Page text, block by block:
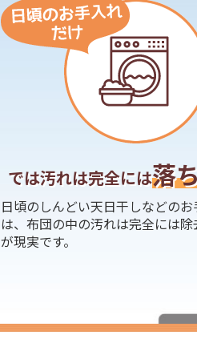
では汚れは完全には落
日頃のしんどい天日干しなどの
は、布団の中の汚れは完全には
が現実です。